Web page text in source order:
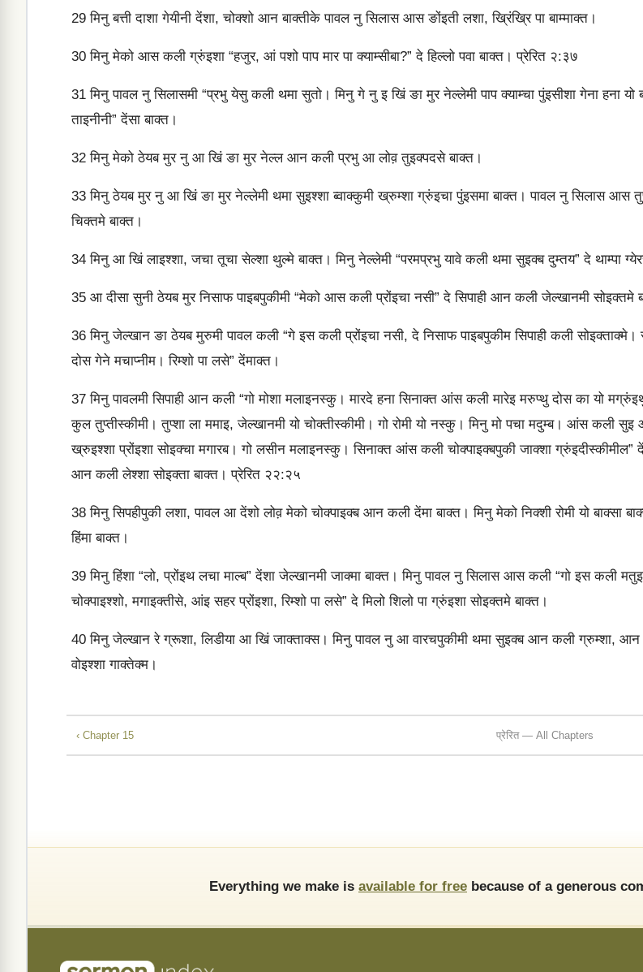
29 मिनु बत्ती दाशा गेयीनी देंशा, चोक्‍शो आन बाक्‍तीके पावल नु सिलास आस ङोंइती लशा, ख्रिंख्रि पा बाम्‍माक्‍त।
30 मिनु मेको आस कली ग्रुंइशा “हजुर, आं पशो पाप मार पा क्‍याम्‍सीबा?” दे हिल्‍लो पवा बाक्‍त। प्रेरित २:३७
31 मिनु पावल नु सिलासमी “प्रभु येसु कली थमा सुतो। मिनु गे नु इ खिं ङा मुर नेल्‍लेमी पाप क्‍याम्‍चा पुंइसीशा गेना हना यो
ताइनीनी” देंसा बाक्‍त।
32 मिनु मेको ठेयब मुर नु आ खिं ङा मुर नेल्‍ल आन कली प्रभु आ लोव़ तुइक्‍पदसे बाक्‍त।
33 मिनु ठेयब मुर नु आ खिं ङा मुर नेल्‍लेमी थमा सुइश्‍शा ब्‍वाक्‍कुमी ख्रुम्‍शा ग्रुंइचा पुंइसमा बाक्‍त। पावल नु सिलास आस
चिक्‍तमे बाक्‍त।
34 मिनु आ खिं लाइश्‍शा, जचा तूचा सेल्‍शा थुल्‍मे बाक्‍त। मिनु नेल्‍लेमी “परमप्रभु यावे कली थमा सुइक्‍ब दुम्‍तय” दे थाम्‍पा
35 आ दीसा सुनी ठेयब मुर निसाफ पाइबपुकीमी “मेको आस कली प्रोंइचा न‍सी” दे सिपाही आन कली जेल्‍खानमी सोइक्‍तमे
36 मिनु जेल्‍खान ङा ठेयब मुरुमी पावल कली “गे इस कली प्रोंइचा नसी, दे निसाफ पाइबपुकीम सिपाही कली
दोस गेने मचाप्‍नीम। रिम्‍शो पा लसे” देंमाक्‍त।
37 मिनु पावलमी सिपाही आन कली “गो मोशा मलाइनस्‍कु। मारदे हना सिनाक्‍त आंस कली मारेइ मरुप्‍थु दोस का यो
कुल तुप्‍तीस्‍कीमी। तुप्‍शा ला ममाइ, जेल्‍खानमी यो चोक्‍तीस्‍कीमी। गो रोमी यो नस्‍कु। मिनु मो पचा मदुम्‍ब। आंस कली
ख्रुइश्‍शा प्रोंइशा सोइक्‍चा मगारब। गो लसीन मलाइनस्‍कु। सिनाक्‍त आंस कली चोक्‍पाइक्‍बपुकी जाक्‍शा ग्रुंइदीस्‍कीमील”
आन कली लेश्‍शा सोइक्‍ता बाक्‍त। प्रेरित २२:२५
38 मिनु सिपहीपुकी लशा, पावल आ देंशो लोव़ मेको चोक्‍पाइक्‍ब आन कली देंमा बाक्‍त। मिनु मेको निक्‍शी रोमी यो बाक्‍सा
हिंमा बाक्‍त।
39 मिनु हिंशा “लो, प्रोंइथ लचा माल्‍ब” देंशा जेल्‍खानमी जाक्‍मा बाक्‍त। मिनु पावल नु सिलास आस कली “गो इस कली
चोक्‍पाइश्‍शो, मगाइक्‍तीसे, आंइ सहर प्रोंइशा, रिम्‍शो पा लसे” दे मिलो शिलो पा ग्रुंइशा सोइक्‍तमे बाक्‍त।
40 मिनु जेल्‍खान रे ग्रूशा, लिडीया आ खिं जाक्‍ताक्‍स। मिनु पावल नु आ वारचपुकीमी थमा सुइक्‍ब आन कली ग्रुम्‍शा, आन
वोइश्‍शा गाक्‍तेक्‍म।
‹ Chapter 15 प्रेरित — All Chapters
Everything we make is available for free because of a generous